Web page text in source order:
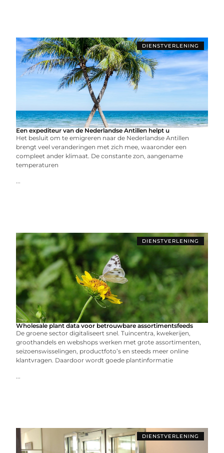
DIENSTVERLENING
Een expediteur van de Nederlandse Antillen helpt u
Het besluit om te emigreren naar de Nederlandse Antillen
brengt veel veranderingen met zich mee, waaronder een
compleet ander klimaat. De constante zon, aangename
temperaturen
...
DIENSTVERLENING
Wholesale plant data voor betrouwbare assortimentsfeeds
De groene sector digitaliseert snel. Tuincentra, kwekerijen,
groothandels en webshops werken met grote assortimenten,
seizoenswisselingen, productfoto’s en steeds meer online
klantvragen. Daardoor wordt goede plantinformatie
...
DIENSTVERLENING